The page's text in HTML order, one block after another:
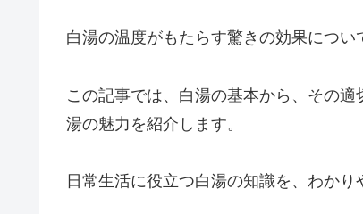
白湯の温度がもたらす驚きの効果につい
この記事では、白湯の基本から、その
湯の魅力を紹介します。
日常生活に役立つ白湯の知識を、わか